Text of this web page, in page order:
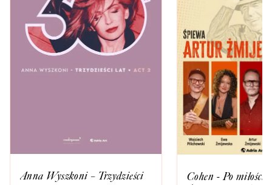
Anna Wyszkoni – Trzydzieści
Cohen - Po miłości